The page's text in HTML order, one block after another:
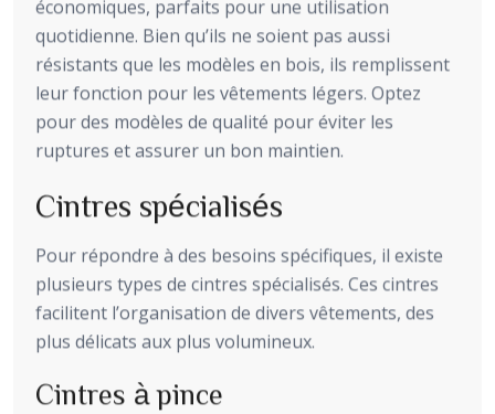
économiques, parfaits pour une utilisation
quotidienne. Bien qu’ils ne soient pas aussi
résistants que les modèles en bois, ils remplissent
leur fonction pour les vêtements légers. Optez
pour des modèles de qualité pour éviter les
ruptures et assurer un bon maintien.
Cintres spécialisés
Pour répondre à des besoins spécifiques, il existe
plusieurs types de cintres spécialisés. Ces cintres
facilitent l’organisation de divers vêtements, des
plus délicats aux plus volumineux.
Cintres à pince